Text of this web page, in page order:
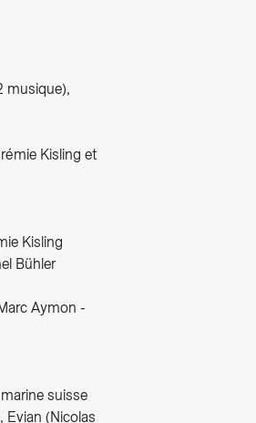
musique),
Kisling et
Kisling
Bühler
Aymon -
suisse
Evian (Nicolas